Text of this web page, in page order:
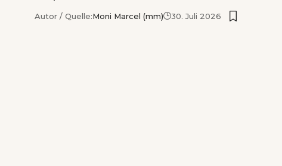
Autor / Quelle:Moni Marcel (mm) 30. Juli 2026